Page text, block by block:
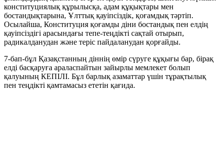
конституциялық құрылысқа, адам құқықтары мен
бостандықтарына, Ұлттық қауіпсіздік, қоғамдық тәртіп.
Осылайша, Конституция қоғамды діни бостандық пен елдің
қауіпсіздігі арасындағы тепе-теңдікті сақтай отырып,
радикалданудан және теріс пайдаланудан қорғайды.
7-бап-бұл Қазақстанның діннің өмір сүруге құқығы бар, бірақ
елді басқаруға араласпайтын зайырлы мемлекет болып
қалуының КЕПІЛІ. Бұл барлық азаматтар үшін тұрақтылық
пен теңдікті қамтамасыз ететін қағида.